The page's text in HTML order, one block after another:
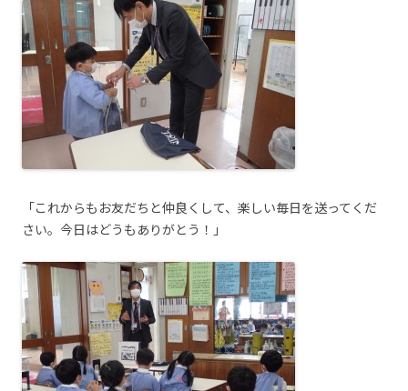
「これからもお友だちと仲良くして、楽しい毎日を送ってくだ
さい。今日はどうもありがとう！」